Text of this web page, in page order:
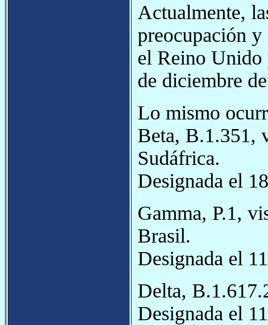
Actualmente,
preocupación y
el Reino Unido
de diciembre
Lo mismo
Beta, B.1.351,
Sudáfrica.
Designada el
Gamma, P.1,
Brasil.
Designada el
Delta,
Designada el